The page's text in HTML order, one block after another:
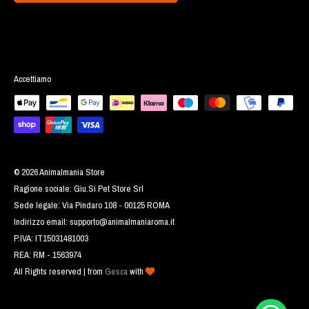
Accettiamo
© 2026 Animalmania Store
Ragione sociale: Giu.Si Pet Store Srl
Sede legale: Via Pindaro 108 - 00125 ROMA
Indirizzo email: supporto@animalmaniaroma.it
P.IVA: IT15031481003
REA: RM - 1563974
All Rights reserved | from Gescawith